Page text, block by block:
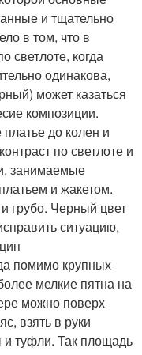
и тщательно
в том, что в
светлоте, когда
одинакова,
может казаться
композиции.
до колен и
по светлоте и
занимаемые
и жакетом.
грубо. Черный цвет
ситуацию,
помимо крупных
мелкие пятна на
можно поверх
взять в руки
и туфли. Так площадь